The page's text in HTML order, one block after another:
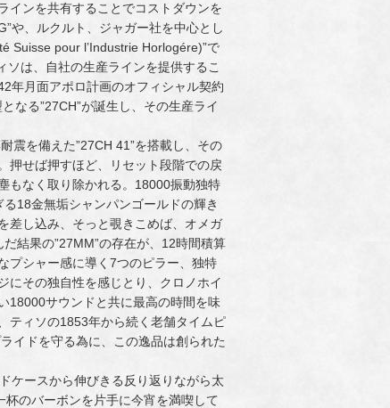
インを共有することでコストダウンを
や、ルクルト、ジャガー社を中心とし
Suisse pour l’Industrie Horlogére)”で
は、自社の生産ラインを提供するこ
年月面アポロ計画のオフィシャル契約
なる”27CH”が誕生し、その生産ライ
震を備えた”27CH 41”を搭載し、その
押せば押すほど、リセット段階での戻
もなく取り除かれる。18000振動独特
18金無垢シャンパンゴールドの輝き
差し込み、そっと覗きこめば、オメガ
結果の”27MM”の存在が、12時間積算
プシャー感に導く7つのピラー、独特
にその独自性を感じとり、クロノホイ
18000サウンドと共に最高の時間を味
ティソの1853年から続く老舗タイムピ
イドを守る為に、この逸品は創られた
ケースから伸びきる反り返りながら太
杯のバーボンを片手に今宵を満喫して